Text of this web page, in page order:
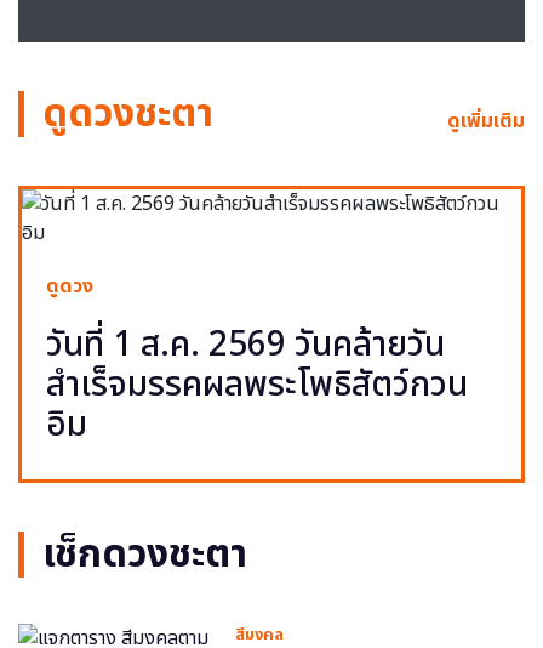
ดูดวงชะตา ดูเพิ่มเติม
ดูดวง
วันที่ 1 ส.ค. 2569 วันคล้ายวัน
สำเร็จมรรคผลพระโพธิสัตว์กวน
อิม
เช็กดวงชะตา
สีมงคล